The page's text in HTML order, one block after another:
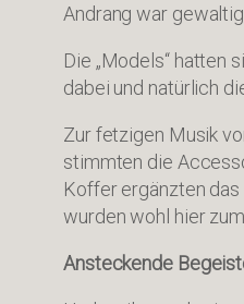
Andrang war
Die „Models“ hatten
dabei und natürlich
Zur fetzigen Musik
stimmten die
Koffer ergänzten
wurden wohl hier
Ansteckende